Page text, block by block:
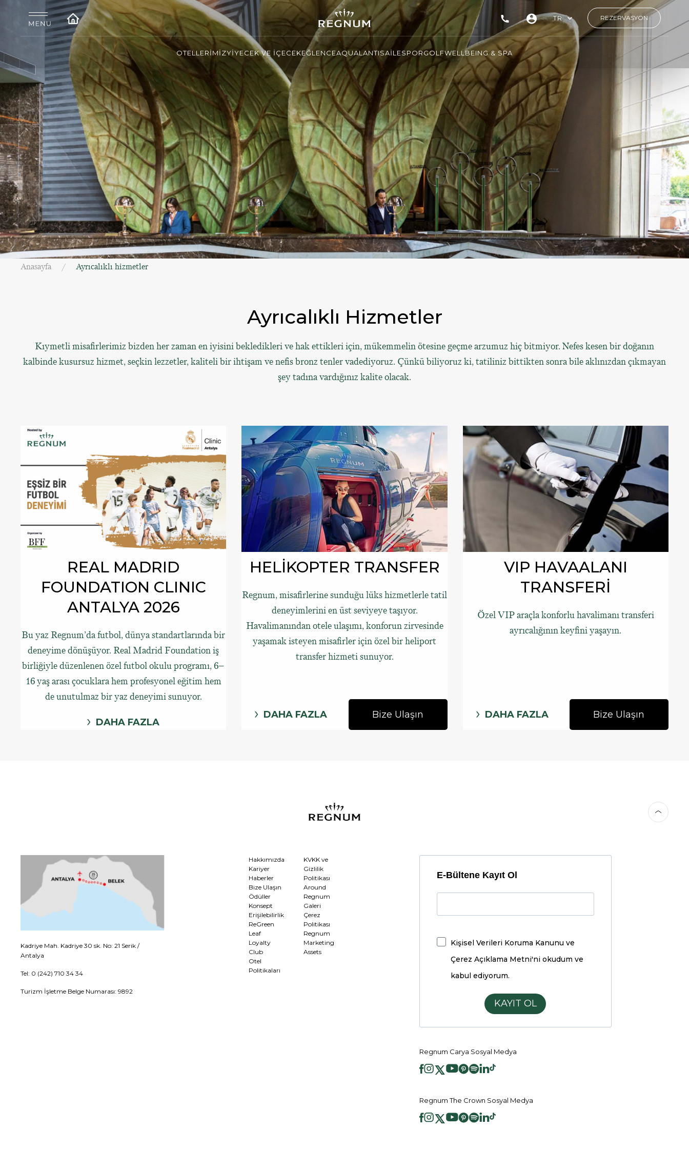
TR REZERVASYON
OTELLERİMİZYİYECEK VE İÇECEKEĞLENCEAQUALANTISAİLESPORGOLFWELLBEING & SPA
Anasayfa Ayrıcalıklı hizmetler
Ayrıcalıklı Hizmetler
Kıymetli misafirlerimiz bizden her zaman en iyisini bekledikleri ve hak ettikleri için, mükemmelin ötesine geçme arzumuz hiç bitmiyor. Nefes kesen bir doğanın
kalbinde kusursuz hizmet, seçkin lezzetler, kaliteli bir ihtişam ve nefis bronz tenler vadediyoruz. Çünkü biliyoruz ki, tatiliniz bittikten sonra bile aklınızdan çıkmayan
şey tadına vardığınız kalite olacak.
REAL MADRID
FOUNDATION CLINIC
ANTALYA 2026
Bu yaz Regnum’da futbol, dünya standartlarında bir
deneyime dönüşüyor. Real Madrid Foundation iş
birliğiyle düzenlenen özel futbol okulu programı, 6–
16 yaş arası çocuklara hem profesyonel eğitim hem
de unutulmaz bir yaz deneyimi sunuyor.
DAHA FAZLA
HELİKOPTER TRANSFER
Regnum, misafirlerine sunduğu lüks hizmetlerle tatil
deneyimlerini en üst seviyeye taşıyor.
Havalimanından otele ulaşımı, konforun zirvesinde
yaşamak isteyen misafirler için özel bir heliport
transfer hizmeti sunuyor.
DAHA FAZLA Bize Ulaşın
VIP HAVAALANI
TRANSFERİ
Özel VIP araçla konforlu havalimanı transferi
ayrıcalığının keyfini yaşayın.
DAHA FAZLA Bize Ulaşın
Kadriye Mah. Kadriye 30 sk. No: 21 Serik /
Antalya
Tel: 0 (242) 710 34 34
Turizm İşletme Belge Numarası: 9892
Hakkımızda
Kariyer
Haberler
Bize Ulaşın
Ödüller
Konsept
Erişilebilirlik
ReGreen
Leaf
Loyalty
Club
Otel
Politikaları
KVKK ve
Gizlilik
Politikası
Around
Regnum
Galeri
Çerez
Politikası
Regnum
Marketing
Assets
E-Bültene Kayıt Ol
Kişisel Verileri Koruma Kanunu ve
Çerez Açıklama Metni'ni okudum ve
kabul ediyorum.
KAYIT OL
Regnum Carya Sosyal Medya
Regnum The Crown Sosyal Medya